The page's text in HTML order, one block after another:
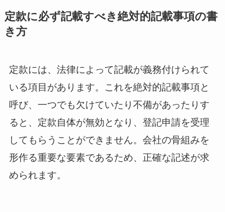
定款に必ず記載すべき絶対的記載事項の書
き方
定款には、法律によって記載が義務付けられて
いる項目があります。これを絶対的記載事項と
呼び、一つでも欠けていたり不備があったりす
ると、定款自体が無効となり、登記申請を受理
してもらうことができません。会社の骨組みを
形作る重要な要素であるため、正確な記述が求
められます。